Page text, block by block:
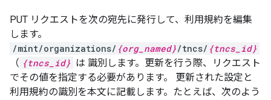
PUT リクエストを次の宛先に発行して、利用規約を編集
します。
/mint/organizations/ {org_named}/tncs/ {tncs_id}
（ {tncs_id} は 識別します。更新を行う際、リクエスト
でその値を指定する必要があります。 更新された設定と
利用規約の識別を本文に記載します。たとえば、次のよう